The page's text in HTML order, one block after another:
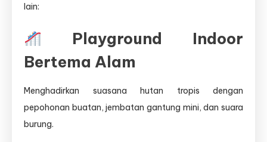
lain:
Playground Indoor
Bertema Alam
Menghadirkan suasana hutan tropis dengan
pepohonan buatan, jembatan gantung mini, dan suara
burung.